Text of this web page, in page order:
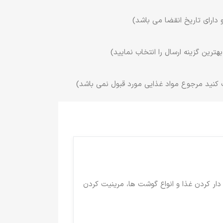
دارای تاریخ انقضا می باشد)
گزینه ارسال را انتخاب نمایید)
مرجوع مواد غذایی مورد قبول نمی باشد)
کردن غذا و انواع گوشت ها، مرینیت کردن